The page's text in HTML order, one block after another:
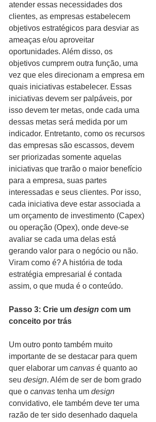
atender essas necessidades dos
clientes, as empresas estabelecem
objetivos estratégicos para desviar as
ameaças e/ou aproveitar
oportunidades. Além disso, os
objetivos cumprem outra função, uma
vez que eles direcionam a empresa em
quais iniciativas estabelecer. Essas
iniciativas devem ser palpáveis, por
isso devem ter metas, onde cada uma
dessas metas será medida por um
indicador. Entretanto, como os recursos
das empresas são escassos, devem
ser priorizadas somente aquelas
iniciativas que trarão o maior benefício
para a empresa, suas partes
interessadas e seus clientes. Por isso,
cada iniciativa deve estar associada a
um orçamento de investimento (Capex)
ou operação (Opex), onde deve-se
avaliar se cada uma delas está
gerando valor para o negócio ou não.
Viram como é? A história de toda
estratégia empresarial é contada
assim, o que muda é o conteúdo.
Passo 3: Crie um design com um
conceito por trás
Um outro ponto também muito
importante de se destacar para quem
quer elaborar um canvas é quanto ao
seu design. Além de ser de bom grado
que o canvas tenha um design
convidativo, ele também deve ter uma
razão de ter sido desenhado daquela